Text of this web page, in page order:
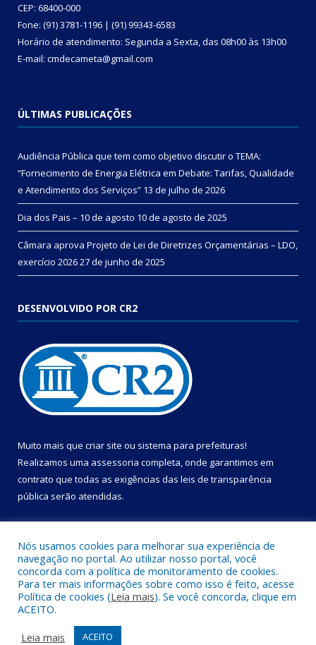
CEP: 68400-000
Fone: (91) 3781-1196 | (91) 99343-6583
Horário de atendimento: Segunda a Sexta, das 08h00 às 13h00
E-mail: cmdecameta@gmail.com
ÚLTIMAS PUBLICAÇÕES
Audiência Pública que tem como objetivo discutir o TEMA:
“Fornecimento de Energia Elétrica em Debate: Tarifas, Qualidade
e Atendimento dos Serviços” 13 de julho de 2026
Dia dos Pais – 10 de agosto 10 de agosto de 2025
Câmara aprova Projeto de Lei de Diretrizes Orçamentárias – LDO,
exercício 202627 de junho de 2025
DESENVOLVIDO POR CR2
Muito mais que criar site ou sistema para prefeituras!
Realizamos uma assessoria completa, onde garantimos em
contrato que todas as exigências das leis de transparência
pública serão atendidas.
Todos os direitos reservados a Câmara Municipal de Cametá.
Mapa do Site
Acessar Área Administrativa
Nós usamos cookies para melhorar sua experiência de
navegação no portal. Ao utilizar nosso portal, você
concorda com a política de monitoramento de cookies.
Para ter mais informações sobre como isso é feito, acesse
Política de cookies (Leia mais). Se você concorda, clique em
ACEITO.
Leia mais
ACEITO